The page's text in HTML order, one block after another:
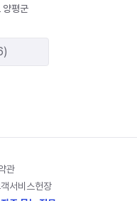
양평군
관
서비스헌장